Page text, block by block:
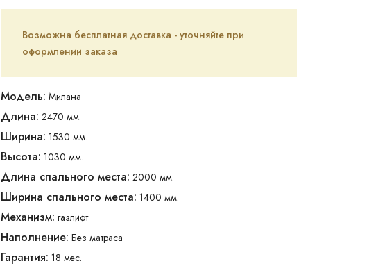
Возможна бесплатная доставка - уточняйте при
оформлении заказа
Модель: Милана
Длина: 2470 мм.
Ширина: 1530 мм.
Высота: 1030 мм.
Длина спального места: 2000 мм.
Ширина спального места: 1400 мм.
Механизм: газлифт
Наполнение: Без матраса
Гарантия: 18 мес.